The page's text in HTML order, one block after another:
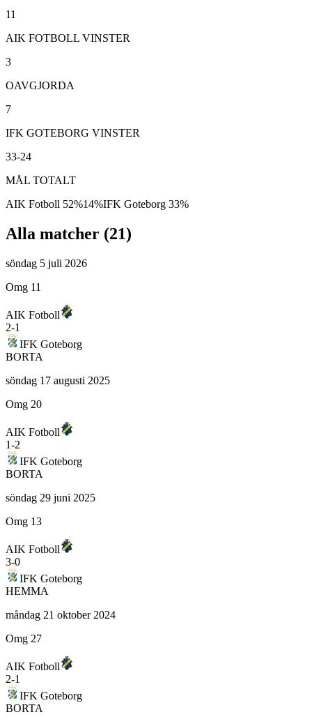
11
AIK FOTBOLL VINSTER
3
OAVGJORDA
7
IFK GOTEBORG VINSTER
33-24
MÅL TOTALT
AIK Fotboll 52%14%IFK Goteborg 33%
Alla matcher (21)
söndag 5 juli 2026
Omg 11
AIK Fotboll
2-1
IFK Goteborg
BORTA
söndag 17 augusti 2025
Omg 20
AIK Fotboll
1-2
IFK Goteborg
BORTA
söndag 29 juni 2025
Omg 13
AIK Fotboll
3-0
IFK Goteborg
HEMMA
måndag 21 oktober 2024
Omg 27
AIK Fotboll
2-1
IFK Goteborg
BORTA